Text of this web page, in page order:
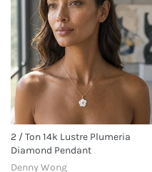
2 / Ton 14k Lustre Plumeria
Diamond Pendant
Denny Wong